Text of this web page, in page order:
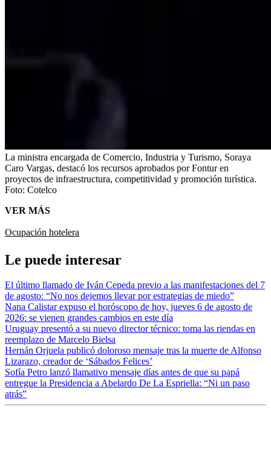
La ministra encargada de Comercio, Industria y Turismo, Soraya
Caro Vargas, destacó los recursos aprobados por Fontur en
proyectos de infraestructura, competitividad y promoción turística.
Foto: Cotelco
VER MÁS
Ocupación hotelera
Le puede interesar
El último llamado de Iván Cepeda previo a las manifestaciones del 7
de agosto: “No nos dejemos llevar por estrategias de miedo”
Nana Calistar expuso el horóscopo de hoy, jueves 6 de agosto de
2026: se vienen grandes cambios en este día
Uruguay presentó a su nuevo director técnico: toma las riendas en
reemplazo de Marcelo Bielsa
Hernán Orjuela publicó doloroso mensaje tras la muerte de Alfonso
Lizarazo, creador de ‘Sábados Felices’
Sofía Petro lanzó llamativo mensaje días antes de que su papá
entregue la Presidencia a Abelardo De La Espriella: “Ni un paso
atrás”